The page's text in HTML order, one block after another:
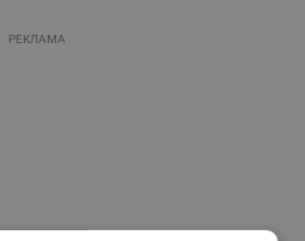
РЕКЛАМА